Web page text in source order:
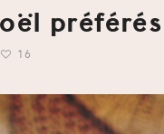
préférés
16